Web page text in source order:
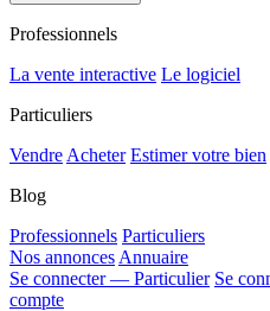
Professionnels
La vente interactive Le logiciel
Particuliers
Vendre Acheter Estimer votre bien
Blog
Professionnels Particuliers
Nos annonces Annuaire
Se connecter — Particulier Se
compte